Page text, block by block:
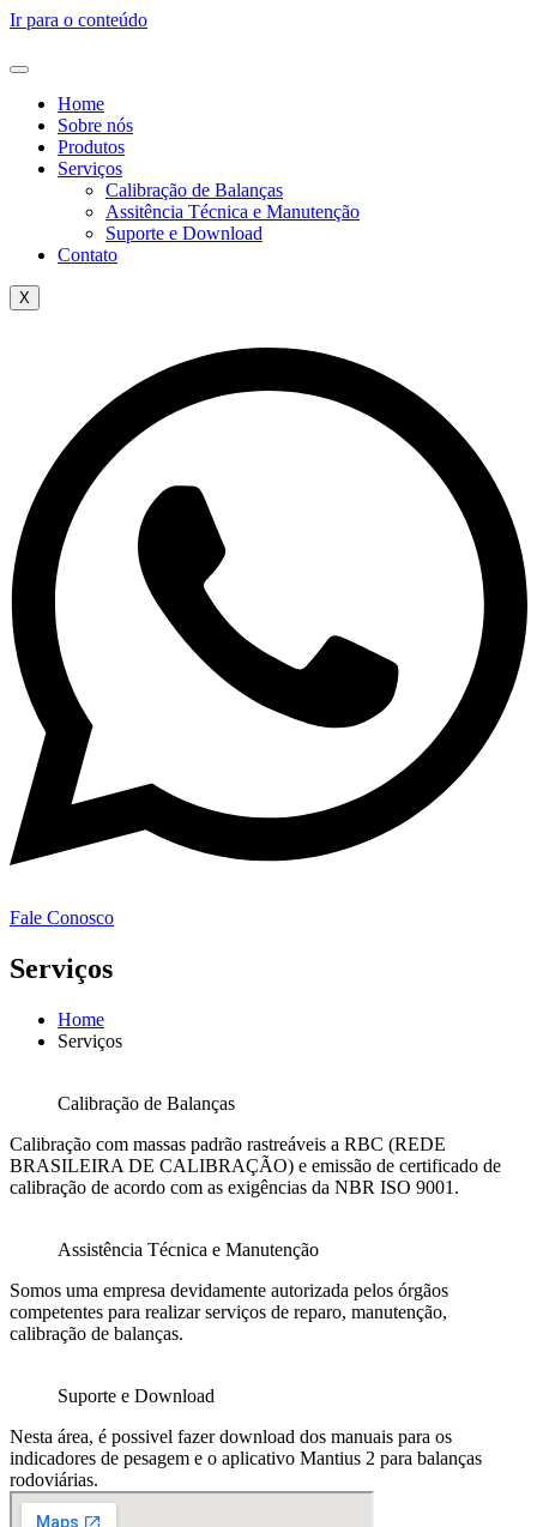
Ir para o conteúdo
Home
Sobre nós
Produtos
Serviços
Calibração de Balanças
Assitência Técnica e Manutenção
Suporte e Download
Contato
X
Fale Conosco
Serviços
Home
Serviços
Calibração de Balanças
Calibração com massas padrão rastreáveis a RBC (REDE
BRASILEIRA DE CALIBRAÇÃO) e emissão de certificado de
calibração de acordo com as exigências da NBR ISO 9001.
Assistência Técnica e Manutenção
Somos uma empresa devidamente autorizada pelos órgãos
competentes para realizar serviços de reparo, manutenção,
calibração de balanças.
Suporte e Download
Nesta área, é possivel fazer download dos manuais para os
indicadores de pesagem e o aplicativo Mantius 2 para balanças
rodoviárias.